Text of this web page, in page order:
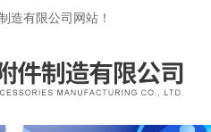
造有限公司网站！